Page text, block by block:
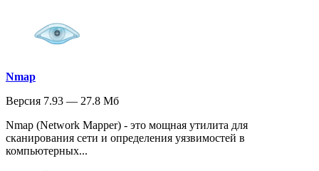
Nmap
Версия 7.93 — 27.8 Мб
Nmap (Network Mapper) - это мощная утилита для
сканирования сети и определения уязвимостей в
компьютерных...